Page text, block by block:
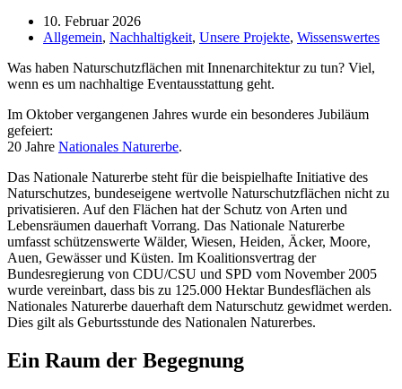
10. Februar 2026
Allgemein, Nachhaltigkeit, Unsere Projekte, Wissenswertes
Was haben Naturschutzflächen mit Innenarchitektur zu tun? Viel,
wenn es um nachhaltige Eventausstattung geht.
Im Oktober vergangenen Jahres wurde ein besonderes Jubiläum
gefeiert:
20 Jahre Nationales Naturerbe.
Das Nationale Naturerbe steht für die beispielhafte Initiative des
Naturschutzes, bundeseigene wertvolle Naturschutzflächen nicht zu
privatisieren. Auf den Flächen hat der Schutz von Arten und
Lebensräumen dauerhaft Vorrang. Das Nationale Naturerbe
umfasst schützenswerte Wälder, Wiesen, Heiden, Äcker, Moore,
Auen, Gewässer und Küsten. Im Koalitionsvertrag der
Bundesregierung von CDU/CSU und SPD vom November 2005
wurde vereinbart, dass bis zu 125.000 Hektar Bundesflächen als
Nationales Naturerbe dauerhaft dem Naturschutz gewidmet werden.
Dies gilt als Geburtsstunde des Nationalen Naturerbes.
Ein Raum der Begegnung